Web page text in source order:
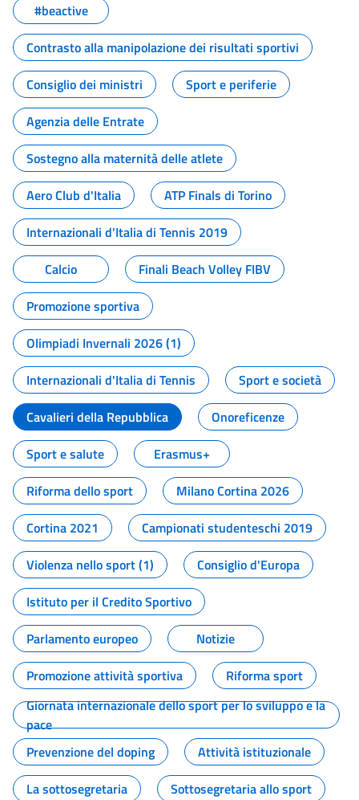
#beactive
Contrasto alla manipolazione dei risultati sportivi
Consiglio dei ministri
Sport e periferie
Agenzia delle Entrate
Sostegno alla maternità delle atlete
Aero Club d'Italia
ATP Finals di Torino
Internazionali d'Italia di Tennis 2019
Calcio
Finali Beach Volley FIBV
Promozione sportiva
Olimpiadi Invernali 2026 (1)
Internazionali d'Italia di Tennis
Sport e società
Cavalieri della Repubblica
Onoreficenze
Sport e salute
Erasmus+
Riforma dello sport
Milano Cortina 2026
Cortina 2021
Campionati studenteschi 2019
Violenza nello sport (1)
Consiglio d'Europa
Istituto per il Credito Sportivo
Parlamento europeo
Notizie
Promozione attività sportiva
Riforma sport
Giornata internazionale dello sport per lo sviluppo e la
pace
Prevenzione del doping
Attività istituzionale
La sottosegretaria
Sottosegretaria allo sport